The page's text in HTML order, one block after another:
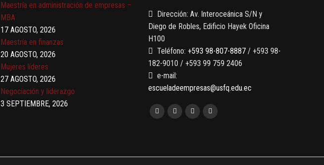
Maestría en administración de empresas –
MBA
17 AGOSTO, 2026
Maestría en finanzas
20 AGOSTO, 2026
Mujeres líderes
27 AGOSTO, 2026
Negociación y liderazgo
3 SEPTIEMBRE, 2026
Dirección: Av. Interoceánica S/N y
Diego de Robles, Edificio Hayek Oficina
H100
Teléfono: +593 98-807-8887 / +593 98-
182-9010 / +593 99 759 2406
e-mail:
escueladeempresas@usfq.edu.ec